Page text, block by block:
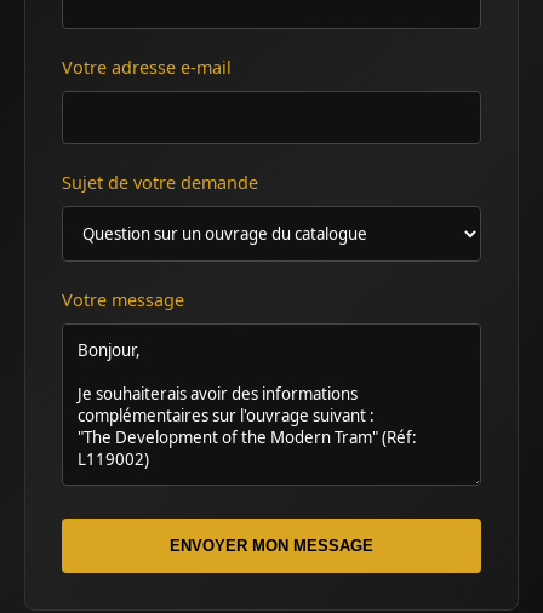
Votre adresse e-mail
Sujet de votre demande
Votre message
ENVOYER MON MESSAGE